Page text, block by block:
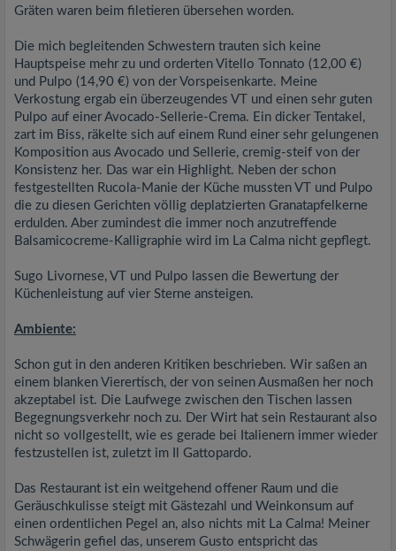
Gräten waren beim filetieren übersehen worden.
Die mich begleitenden Schwestern trauten sich keine
Hauptspeise mehr zu und orderten Vitello Tonnato (12,00 €)
und Pulpo (14,90 €) von der Vorspeisenkarte. Meine
Verkostung ergab ein überzeugendes VT und einen sehr guten
Pulpo auf einer Avocado-Sellerie-Crema. Ein dicker Tentakel,
zart im Biss, räkelte sich auf einem Rund einer sehr gelungenen
Komposition aus Avocado und Sellerie, cremig-steif von der
Konsistenz her. Das war ein Highlight. Neben der schon
festgestellten Rucola-Manie der Küche mussten VT und Pulpo
die zu diesen Gerichten völlig deplatzierten Granatapfelkerne
erdulden. Aber zumindest die immer noch anzutreffende
Balsamicocreme-Kalligraphie wird im La Calma nicht gepflegt.
Sugo Livornese, VT und Pulpo lassen die Bewertung der
Küchenleistung auf vier Sterne ansteigen.
Ambiente:
Schon gut in den anderen Kritiken beschrieben. Wir saßen an
einem blanken Vierertisch, der von seinen Ausmaßen her noch
akzeptabel ist. Die Laufwege zwischen den Tischen lassen
Begegnungsverkehr noch zu. Der Wirt hat sein Restaurant also
nicht so vollgestellt, wie es gerade bei Italienern immer wieder
festzustellen ist, zuletzt im Il Gattopardo.
Das Restaurant ist ein weitgehend offener Raum und die
Geräuschkulisse steigt mit Gästezahl und Weinkonsum auf
einen ordentlichen Pegel an, also nichts mit La Calma! Meiner
Schwägerin gefiel das, unserem Gusto entspricht das